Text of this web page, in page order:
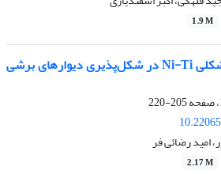
1.9 M
مطالعه اثر آلیاژ حافظه‌دار شکلی Ni-Ti در شکل‌پذیری دیوارهای برشی
205-220
امید رضائی فر
2.17 M